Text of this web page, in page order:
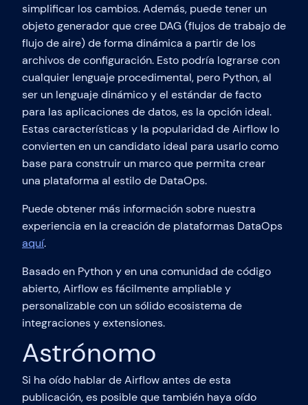
simplificar los cambios. Además, puede tener un
objeto generador que cree DAG (flujos de trabajo de
flujo de aire) de forma dinámica a partir de los
archivos de configuración. Esto podría lograrse con
cualquier lenguaje procedimental, pero Python, al
ser un lenguaje dinámico y el estándar de facto
para las aplicaciones de datos, es la opción ideal.
Estas características y la popularidad de Airflow lo
convierten en un candidato ideal para usarlo como
base para construir un marco que permita crear
una plataforma al estilo de DataOps.
Puede obtener más información sobre nuestra
experiencia en la creación de plataformas DataOps
aquí.
Basado en Python y en una comunidad de código
abierto, Airflow es fácilmente ampliable y
personalizable con un sólido ecosistema de
integraciones y extensiones.
Astrónomo
Si ha oído hablar de Airflow antes de esta
publicación, es posible que también haya oído